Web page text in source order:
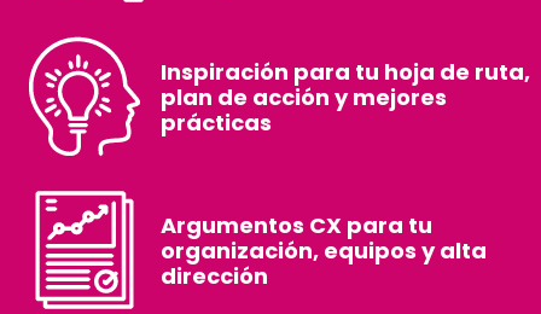
Inspiración para tu hoja de ruta,
plan de acción y mejores
prácticas
Argumentos CX para tu
organización, equipos y alta
dirección